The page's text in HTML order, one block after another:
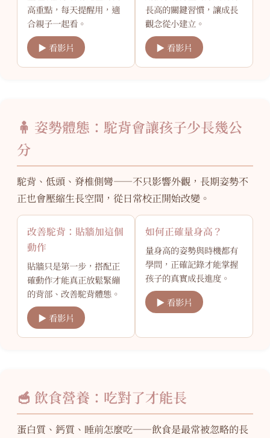
高重點，每天提醒用，適
合親子一起看。
▶ 看影片
長高的關鍵習慣，讓成長
觀念從小建立。
▶ 看影片
🧍 姿勢體態：駝背會讓孩子少長幾公
分
駝背、低頭、脊椎側彎——不只影響外觀，長期姿勢不
正也會壓縮生長空間，從日常校正開始改變。
改善駝背：貼牆加這個
動作
貼牆只是第一步，搭配正
確動作才能真正放鬆緊繃
的背部、改善駝背體態。
▶ 看影片
如何正確量身高？
量身高的姿勢與時機都有
學問，正確記錄才能掌握
孩子的真實成長進度。
▶ 看影片
🥣 飲食營養：吃對了才能長
蛋白質、鈣質、睡前怎麼吃——飲食是最常被忽略的長